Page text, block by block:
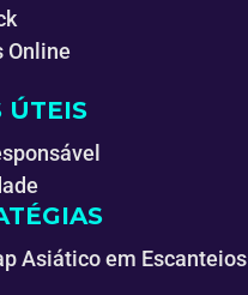
Online
ÚTEIS
Asiático em Escanteios